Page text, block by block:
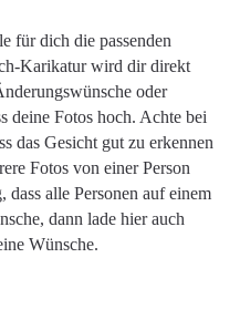
für dich die passenden
Karikatur wird dir direkt
oder
deine Fotos hoch. Achte bei
das Gesicht gut zu erkennen
Fotos von einer Person
alle Personen auf einem
dann lade hier auch
Wünsche.